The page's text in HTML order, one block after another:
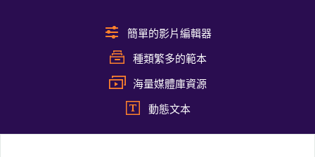
簡單的影片編輯器
種類繁多的範本
海量媒體庫資源
動態文本